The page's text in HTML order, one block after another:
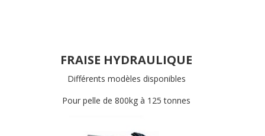
FRAISE HYDRAULIQUE
Différents modèles disponibles
Pour pelle de 800kg à 125 tonnes